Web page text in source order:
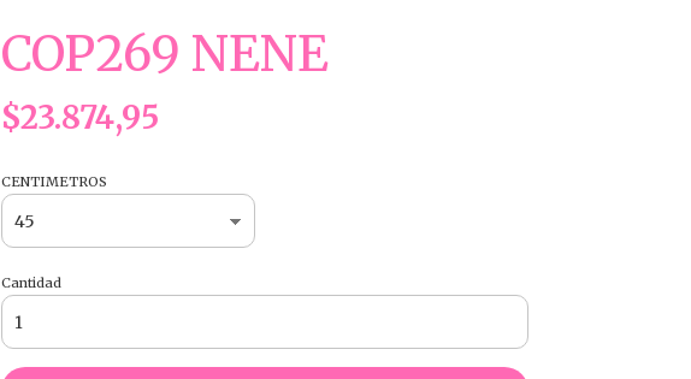
COP269 NENE
$23.874,95
CENTIMETROS
Cantidad